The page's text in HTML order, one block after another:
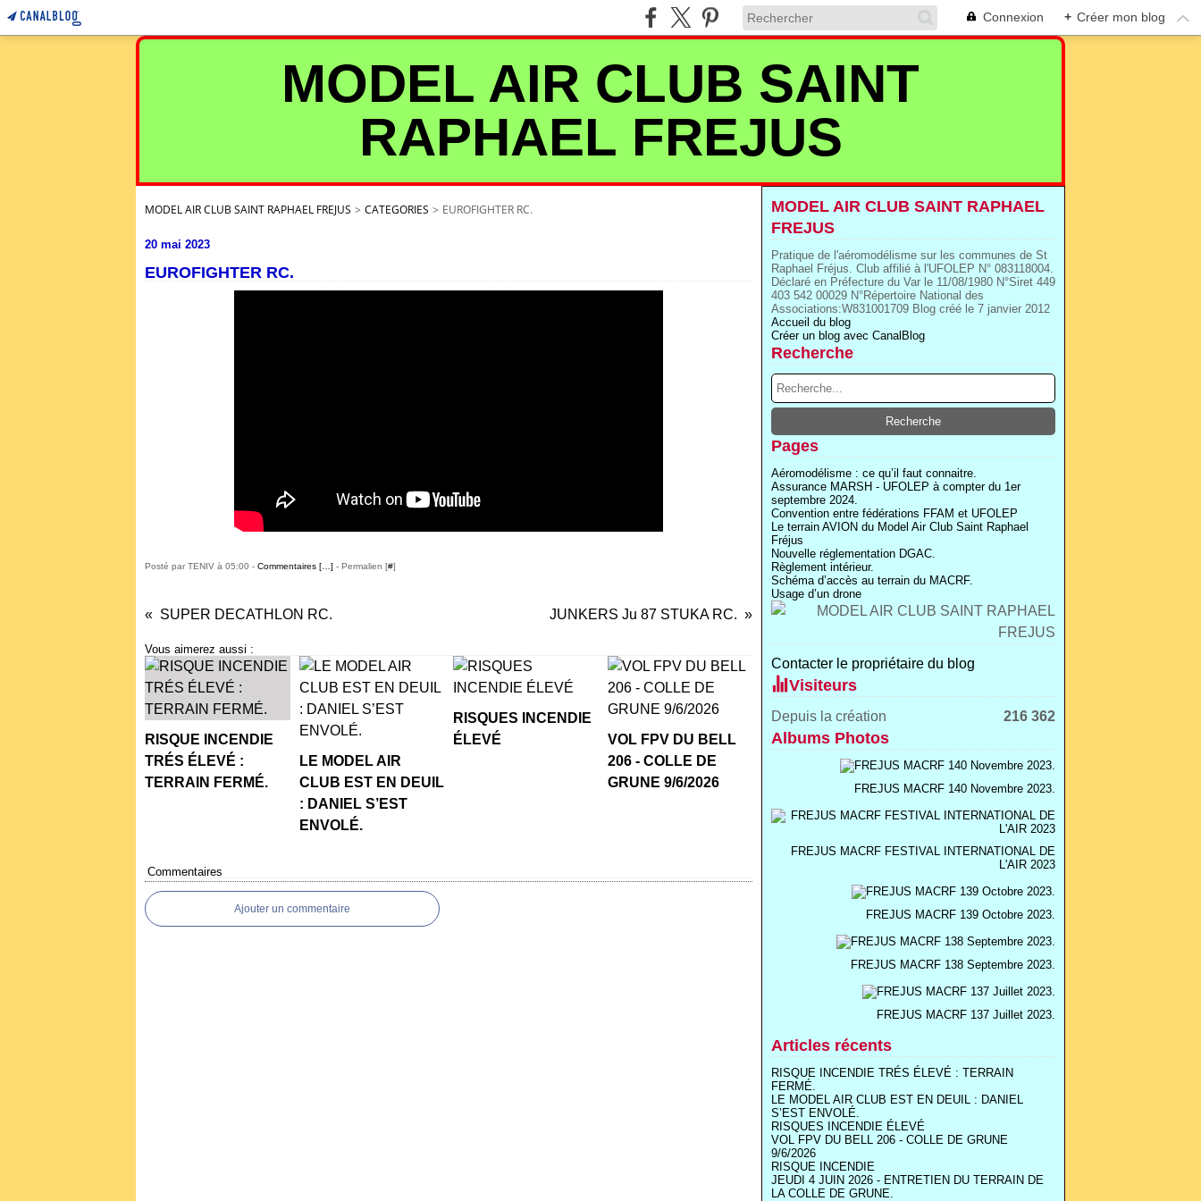
Connexion + Créer mon blog
MODEL AIR CLUB SAINT
RAPHAEL FREJUS
MODEL AIR CLUB SAINT RAPHAEL FREJUS > CATEGORIES > EUROFIGHTER RC.
20 mai 2023
EUROFIGHTER RC.
Posté par TENIV à 05:00 - Commentaires [ ] - Permalien [#]
SUPER DECATHLON RC. JUNKERS Ju 87 STUKA RC.
Vous aimerez aussi :
RISQUE INCENDIE
TRÉS ÉLEVÉ :
TERRAIN FERMÉ.
LE MODEL AIR
CLUB EST EN DEUIL
: DANIEL S’EST
ENVOLÉ.
RISQUES INCENDIE
ÉLEVÉ
VOL FPV DU BELL
206 - COLLE DE
GRUNE 9/6/2026
Commentaires
Ajouter un commentaire
MODEL AIR CLUB SAINT RAPHAEL
FREJUS
Pratique de l'aéromodélisme sur les communes de St
Raphael Fréjus. Club affilié à l'UFOLEP N° 083118004.
Déclaré en Préfecture du Var le 11/08/1980 N°Siret 449
403 542 00029 N°Répertoire National des
Associations:W831001709 Blog créé le 7 janvier 2012
Accueil du blog
Créer un blog avec CanalBlog
Recherche
Pages
Aéromodélisme : ce qu’il faut connaitre.
Assurance MARSH - UFOLEP à compter du 1er
septembre 2024.
Convention entre fédérations FFAM et UFOLEP
Le terrain AVION du Model Air Club Saint Raphael
Fréjus
Nouvelle réglementation DGAC.
Règlement intérieur.
Schéma d’accès au terrain du MACRF.
Usage d’un drone
Contacter le propriétaire du blog
Visiteurs
Depuis la création 216 362
Albums Photos
FREJUS MACRF 140 Novembre 2023.
FREJUS MACRF FESTIVAL INTERNATIONAL DE
L'AIR 2023
FREJUS MACRF 139 Octobre 2023.
FREJUS MACRF 138 Septembre 2023.
FREJUS MACRF 137 Juillet 2023.
Articles récents
RISQUE INCENDIE TRÉS ÉLEVÉ : TERRAIN
FERMÉ.
LE MODEL AIR CLUB EST EN DEUIL : DANIEL
S’EST ENVOLÉ.
RISQUES INCENDIE ÉLEVÉ
VOL FPV DU BELL 206 - COLLE DE GRUNE
9/6/2026
RISQUE INCENDIE
JEUDI 4 JUIN 2026 - ENTRETIEN DU TERRAIN DE
LA COLLE DE GRUNE.